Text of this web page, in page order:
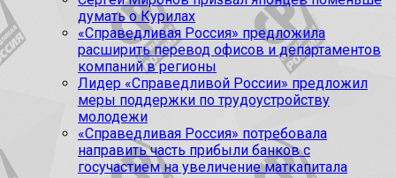
думать о Курилах
«Справедливая Россия» предложила
расширить перевод офисов и департаментов
компаний в регионы
Лидер «Справедливой России» предложил
меры поддержки по трудоустройству
молодежи
«Справедливая Россия» потребовала
направить часть прибыли банков с
госучастием на увеличение маткапитала